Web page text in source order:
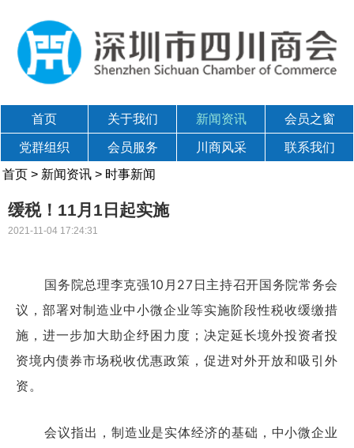
首页 关于我们 新闻资讯 会员之窗
党群组织 会员服务 川商风采
联系我们
首页 > 新闻资讯 > 时事新闻
缓税！11月1日起实施
2021-11-04 17:24:31
国务院总理李克强10月27日主持召开国务院常务会
议，部署对制造业中小微企业等实施阶段性税收缓缴措
施，进一步加大助企纾困力度；决定延长境外投资者投
资境内债券市场税收优惠政策，促进对外开放和吸引外
资。
会议指出，制造业是实体经济的基础，中小微企业